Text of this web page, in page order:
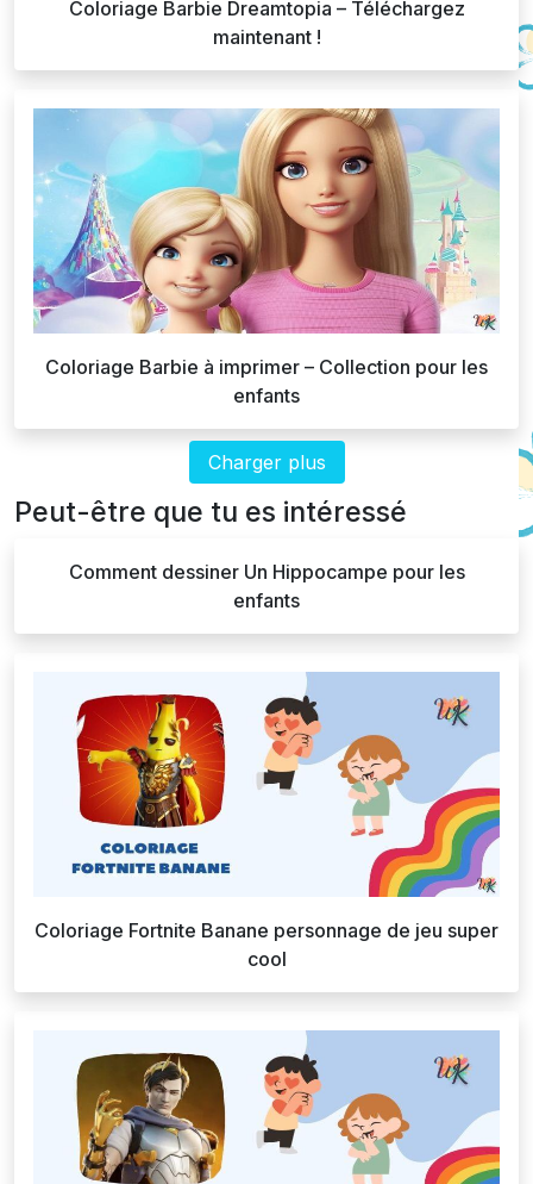
Coloriage Barbie Dreamtopia – Téléchargez
maintenant !
Coloriage Barbie à imprimer – Collection pour les
enfants
Charger plus
Peut-être que tu es intéressé
Comment dessiner Un Hippocampe pour les
enfants
Coloriage Fortnite Banane personnage de jeu super
cool